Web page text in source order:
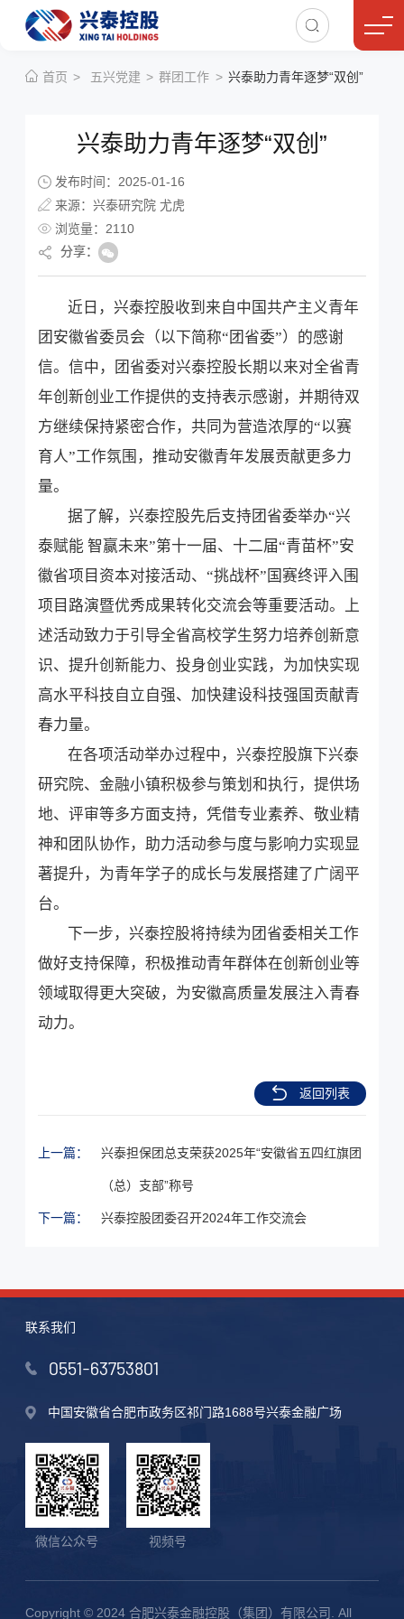
首页 五兴党建 群团工作 兴泰助力青年逐梦“双创”
兴泰助力青年逐梦“双创”
发布时间：2025-01-16
来源：兴泰研究院 尤虎
浏览量： 2110
分享：
近日，兴泰控股收到来自中国共产主义青年
团安徽省委员会（以下简称“团省委”）的感谢
信。信中，团省委对兴泰控股长期以来对全省青
年创新创业工作提供的支持表示感谢，并期待双
方继续保持紧密合作，共同为营造浓厚的“以赛
育人”工作氛围，推动安徽青年发展贡献更多力
量。
据了解，兴泰控股先后支持团省委举办“兴
泰赋能 智赢未来”第十一届、十二届“青苗杯”安
徽省项目资本对接活动、“挑战杯”国赛终评入围
项目路演暨优秀成果转化交流会等重要活动。上
述活动致力于引导全省高校学生努力培养创新意
识、提升创新能力、投身创业实践，为加快实现
高水平科技自立自强、加快建设科技强国贡献青
春力量。
在各项活动举办过程中，兴泰控股旗下兴泰
研究院、金融小镇积极参与策划和执行，提供场
地、评审等多方面支持，凭借专业素养、敬业精
神和团队协作，助力活动参与度与影响力实现显
著提升，为青年学子的成长与发展搭建了广阔平
台。
下一步，兴泰控股将持续为团省委相关工作
做好支持保障，积极推动青年群体在创新创业等
领域取得更大突破，为安徽高质量发展注入青春
动力。
返回列表
上一篇： 兴泰担保团总支荣获2025年“安徽省五四红旗团
（总）支部”称号
下一篇： 兴泰控股团委召开2024年工作交流会
联系我们
0551-63753801
中国安徽省合肥市政务区祁门路1688号兴泰金融广场
微信公众号 视频号
Copyright © 2024 合肥兴泰金融控股（集团）有限公司. All